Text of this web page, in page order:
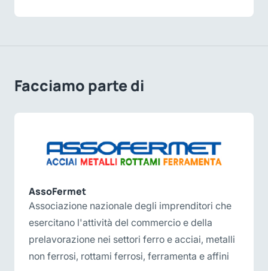
Facciamo parte di
AssoFermet
Associazione nazionale degli imprenditori che
esercitano l'attività del commercio e della
prelavorazione nei settori ferro e acciai, metalli
non ferrosi, rottami ferrosi, ferramenta e affini